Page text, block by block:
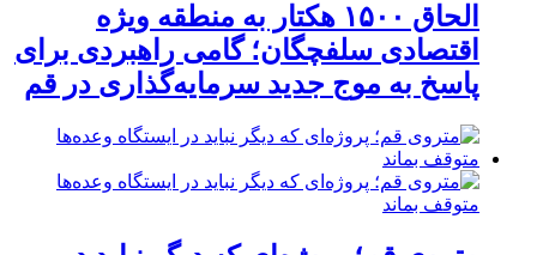
الحاق ۱۵۰۰ هکتار به منطقه ویژه
اقتصادی سلفچگان؛ گامی راهبردی برای
پاسخ به موج جدید سرمایه‌گذاری در قم